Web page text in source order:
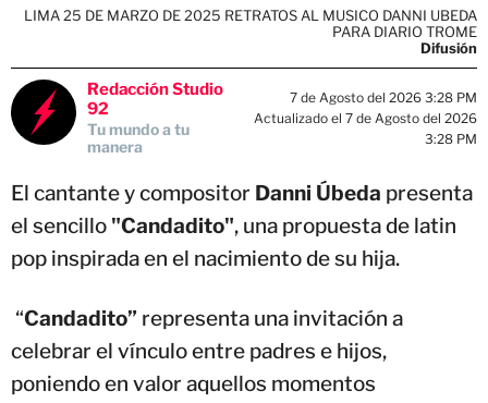
LIMA 25 DE MARZO DE 2025 RETRATOS AL MUSICO DANNI UBEDA
PARA DIARIO TROME
Difusión
Redacción Studio
92
Tu mundo a tu
manera
7 de Agosto del 2026 3:28 PM
Actualizado el 7 de Agosto del 2026
3:28 PM
El cantante y compositor Danni Úbeda presenta
el sencillo "Candadito", una propuesta de latin
pop inspirada en el nacimiento de su hija.
“Candadito” representa una invitación a
celebrar el vínculo entre padres e hijos,
poniendo en valor aquellos momentos